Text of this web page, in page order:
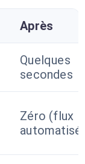
Après
Quelques
secondes
Zéro (flux